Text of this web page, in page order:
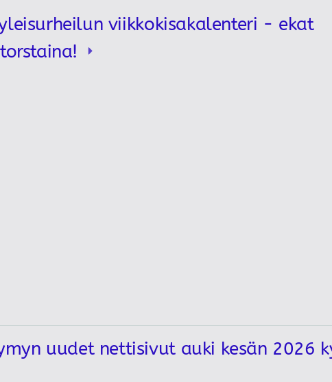
viikkokisakalenteri - ekat
uudet nettisivut auki kesän 2026